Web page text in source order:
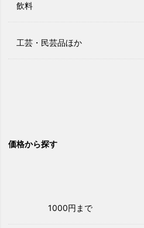
飲料
工芸・民芸品ほか
価格から探す
1000円まで